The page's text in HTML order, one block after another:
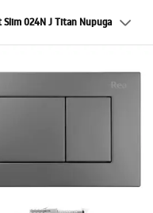
Slim 024N J Titan Nupuga